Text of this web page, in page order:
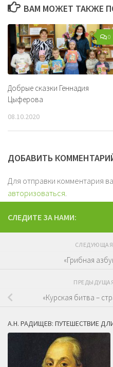
ВАМ МОЖЕТ ТАКЖЕ
0
Добрые сказки Геннадия
Цыферова
08.10.2020
ДОБАВИТЬ
Для отправки комментария
авторизоваться
СЛЕДИТЕ ЗА НАМИ:
«Грибная
«Курская битва –
А.Н. РАДИЩЕВ: ПУТЕШЕСТВИЕ